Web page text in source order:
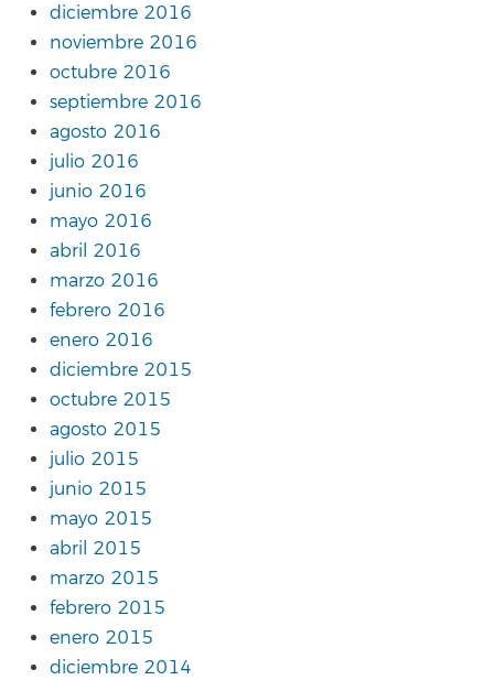
diciembre 2016
noviembre 2016
octubre 2016
septiembre 2016
agosto 2016
julio 2016
junio 2016
mayo 2016
abril 2016
marzo 2016
febrero 2016
enero 2016
diciembre 2015
octubre 2015
agosto 2015
julio 2015
junio 2015
mayo 2015
abril 2015
marzo 2015
febrero 2015
enero 2015
diciembre 2014